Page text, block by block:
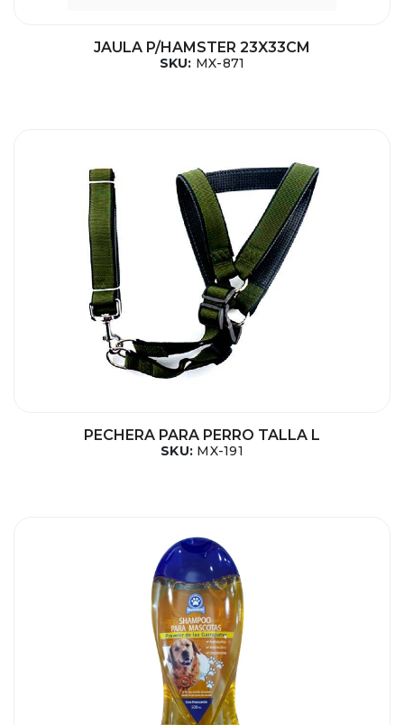
JAULA P/HAMSTER 23X33CM
SKU: MX-871
PECHERA PARA PERRO TALLA L
SKU: MX-191